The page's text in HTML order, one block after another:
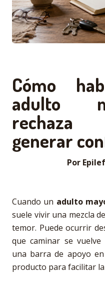
Cómo
adulto
generar
Por
Cuando un adulto
suele vivir una mezcla
temor. Puede ocurrir
que caminar se
una barra de apoyo
producto para facilitar